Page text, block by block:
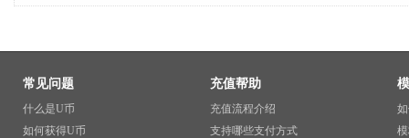
常见问题
什么是U币
如何获得U币
充值帮助
充值流程介绍
支持哪些支付方式